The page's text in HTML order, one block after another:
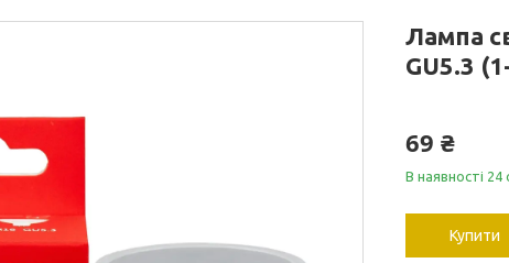
Лампа
GU5.3
69 ₴
В наявності 24
Купити